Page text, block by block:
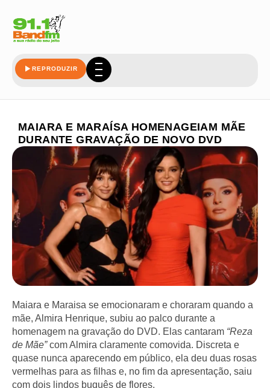
REPRODUZIR
MAIARA E MARAÍSA HOMENAGEIAM MÃE
DURANTE GRAVAÇÃO DE NOVO DVD
Maiara e Maraisa se emocionaram e choraram quando a
mãe, Almira Henrique, subiu ao palco durante a
homenagem na gravação do DVD. Elas cantaram “Reza
de Mãe”com Almira claramente comovida. Discreta e
quase nunca aparecendo em público, ela deu duas rosas
vermelhas para as filhas e, no fim da apresentação, saiu
com dois lindos buquês de flores.